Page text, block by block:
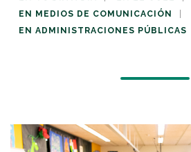
EN MEDIOS DE COMUNICACIÓN
EN ADMINISTRACIONES PÚBLICAS